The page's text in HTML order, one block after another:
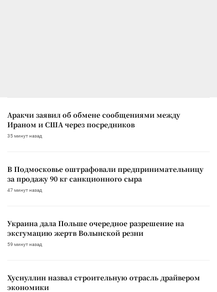
Аракчи заявил об обмене сообщениями между
Ираном и США через посредников
35 минут назад
В Подмосковье оштрафовали предпринимательницу
за продажу 90 кг санкционного сыра
47 минут назад
Украина дала Польше очередное разрешение на
эксгумацию жертв Волынской резни
59 минут назад
Хуснуллин назвал строительную отрасль драйвером
экономики